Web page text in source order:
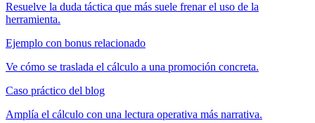
Resuelve la duda táctica que más suele frenar el uso de la
herramienta.
Ejemplo con bonus relacionado
Ve cómo se traslada el cálculo a una promoción concreta.
Caso práctico del blog
Amplía el cálculo con una lectura operativa más narrativa.